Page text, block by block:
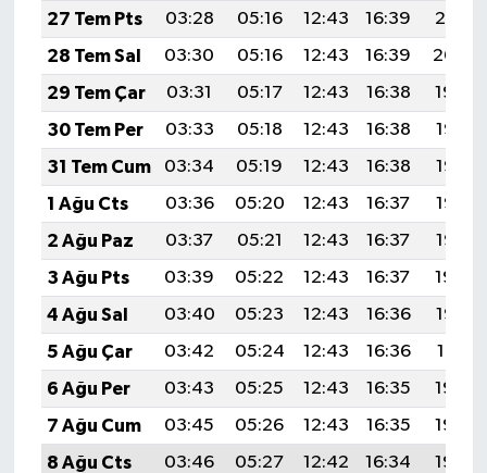
27 Tem Pts
03:28 05:16 12:43 16:39
20:01
28 Tem Sal
03:30 05:16 12:43 16:39
20:00
29 Tem Çar
03:31 05:17 12:43 16:38
19:59
30 Tem Per
03:33 05:18 12:43 16:38
19:58
31 Tem Cum
03:34 05:19 12:43 16:38
19:57
1 Ağu Cts
03:36 05:20 12:43 16:37
19:56
2 Ağu Paz
03:37 05:21 12:43 16:37
19:55
3 Ağu Pts
03:39 05:22 12:43 16:37
19:54
4 Ağu Sal
03:40 05:23 12:43 16:36
19:53
5 Ağu Çar
03:42 05:24 12:43 16:36
19:51
6 Ağu Per
03:43 05:25 12:43 16:35
19:50
7 Ağu Cum
03:45 05:26 12:43 16:35
19:49
8 Ağu Cts
03:46 05:27 12:42 16:34
19:48
Rüya Tabirleri
Sağlık
Şaphane
Siyaset
Spor
Tavşanlı